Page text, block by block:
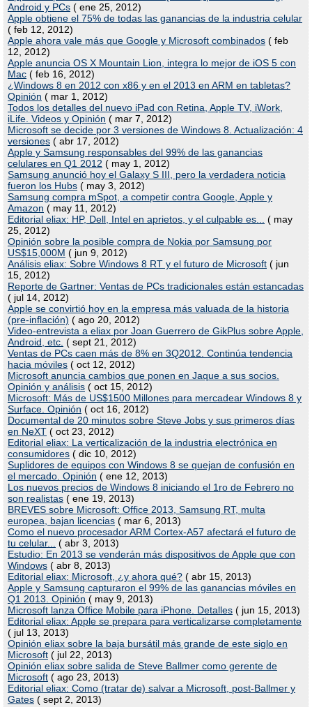
Android y PCs ( ene 25, 2012)
Apple obtiene el 75% de todas las ganancias de la industria celular
( feb 12, 2012)
Apple ahora vale más que Google y Microsoft combinados ( feb
12, 2012)
Apple anuncia OS X Mountain Lion, integra lo mejor de iOS 5 con
Mac ( feb 16, 2012)
¿Windows 8 en 2012 con x86 y en el 2013 en ARM en tabletas?
Opinión ( mar 1, 2012)
Todos los detalles del nuevo iPad con Retina, Apple TV, iWork,
iLife. Videos y Opinión ( mar 7, 2012)
Microsoft se decide por 3 versiones de Windows 8. Actualización: 4
versiones ( abr 17, 2012)
Apple y Samsung responsables del 99% de las ganancias
celulares en Q1 2012 ( may 1, 2012)
Samsung anunció hoy el Galaxy S III, pero la verdadera noticia
fueron los Hubs ( may 3, 2012)
Samsung compra mSpot, a competir contra Google, Apple y
Amazon ( may 11, 2012)
Editorial eliax: HP, Dell, Intel en aprietos, y el culpable es...
( may
25, 2012)
Opinión sobre la posible compra de Nokia por Samsung por
US$15,000M ( jun 9, 2012)
Análisis eliax: Sobre Windows 8 RT y el futuro de Microsoft ( jun
15, 2012)
Reporte de Gartner: Ventas de PCs tradicionales están estancadas
( jul 14, 2012)
Apple se convirtió hoy en la empresa más valuada de la historia
(pre-inflación) ( ago 20, 2012)
Video-entrevista a eliax por Joan Guerrero de GikPlus sobre Apple,
Android, etc. ( sept 21, 2012)
Ventas de PCs caen más de 8% en 3Q2012. Continúa tendencia
hacia móviles ( oct 12, 2012)
Microsoft anuncia cambios que ponen en Jaque a sus socios.
Opinión y análisis ( oct 15, 2012)
Microsoft: Más de US$1500 Millones para mercadear Windows 8 y
Surface. Opinión ( oct 16, 2012)
Documental de 20 minutos sobre Steve Jobs y sus primeros días
en NeXT ( oct 23, 2012)
Editorial eliax: La verticalización de la industria electrónica en
consumidores ( dic 10, 2012)
Suplidores de equipos con Windows 8 se quejan de confusión en
el mercado. Opinión ( ene 12, 2013)
Los nuevos precios de Windows 8 iniciando el 1ro de Febrero no
son realistas ( ene 19, 2013)
BREVES sobre Microsoft: Office 2013, Samsung RT, multa
europea, bajan licencias ( mar 6, 2013)
Como el nuevo procesador ARM Cortex-A57 afectará el futuro de
tu celular...
( abr 3, 2013)
Estudio: En 2013 se venderán más dispositivos de Apple que con
Windows ( abr 8, 2013)
Editorial eliax: Microsoft, ¿y ahora qué? ( abr 15, 2013)
Apple y Samsung capturaron el 99% de las ganancias móviles en
Q1 2013. Opinión ( may 9, 2013)
Microsoft lanza Office Mobile para iPhone. Detalles ( jun 15, 2013)
Editorial eliax: Apple se prepara para verticalizarse completamente
( jul 13, 2013)
Opinión eliax sobre la baja bursátil más grande de este siglo en
Microsoft ( jul 22, 2013)
Opinión eliax sobre salida de Steve Ballmer como gerente de
Microsoft ( ago 23, 2013)
Editorial eliax: Como (tratar de) salvar a Microsoft, post-Ballmer y
Gates ( sept 2, 2013)